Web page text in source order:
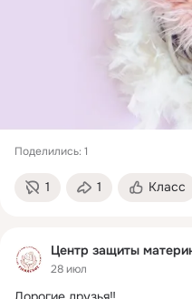
Поделились: 1
1 1 Класс
Центр защиты
28 июл